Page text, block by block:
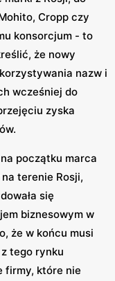
Cropp czy
konsorcjum - to
że nowy
nazw i
wcześniej do
zyska
początku marca
terenie Rosji,
się
biznesowym w
że w końcu musi
tego rynku
firmy, które nie